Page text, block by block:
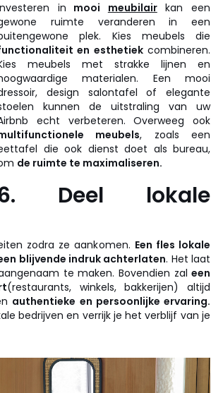
in mooi meubilairkan een
ruimte veranderen in een
plek. Kies meubels die
en esthetiekcombineren.
meubels met strakke lijnen en
materialen. Een mooi
design salontafel of elegante
kunnen de uitstraling van uw
echt verbeteren. Overweeg ook
meubels, zoals een
die ook dienst doet als bureau,
de ruimte te maximaliseren.
Deel lokale
zodra ze aankomen. Een fles lokale
blijvende indruk achterlaten. Het laat
te maken. Bovendien zal een
(restaurants, winkels, bakkerijen) altijd
authentieke en persoonlijke ervaring.
bedrijven en verrijk je het verblijf van je